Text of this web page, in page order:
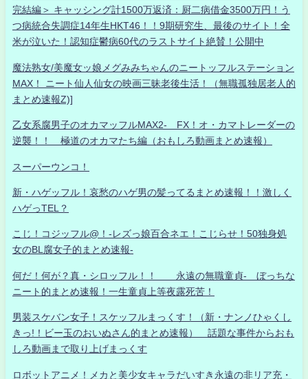
完結編＞ キャッシング計1500万返済：厨二病借金3500万円！う
つ病統合失調症14年生HKT46！！9期研究生、最後のサイト！全
米が泣いた！認知症鬱病60代のラストサイト絶賛！公開中
魔法熟女/美魔女ッ娘メグみみちゃんのニートッフルステーション
MAX！ ニート仙人仙女の映画三昧老後生活！（無職孤独居老人的
まとめ速報Z)]
乙女系腐男子のオカマッフルMAX2- FX！オ・カマトレーダーの
逆襲！！ 極道のオカマたち編（おもしろ動画まとめ速報）
スーパーウンコ！
新・ハゲッフル！哀愁のハゲ男の髪ってるまとめ速報！！激しく
ハゲっTEL？
こじ！コジッフル@！-レズっ娘百合ネエ！こじらせ！50独身処
女のBL腐女子的まとめ速報-
何だ！何が？真・シロッフル！！ 永遠の無職童貞- ぼっちな
ニート的まとめ速報！一生童貞上等夜露死苦！
男装スケバン女子！スケッフルまっくす！（新・ナンノひゃくし
きっ!！ビー玉のおいぬさん的まとめ速報） 話題な事件からおも
しろ動画まで取り上げまっくす
ロボットアニメ！メカと美少女キャラだいすき永遠の非リア充・